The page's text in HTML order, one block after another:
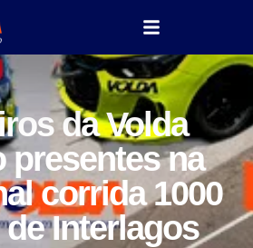
da Volda
presentes na
corrida 1000
Interlagos